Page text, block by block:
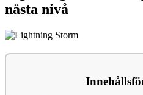
nästa nivå